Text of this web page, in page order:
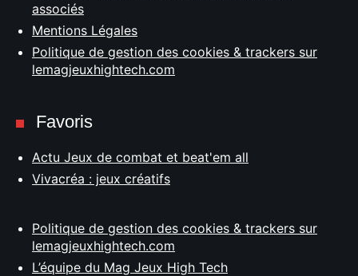
associés
Mentions Légales
Politique de gestion des cookies & trackers sur
lemagjeuxhightech.com
Favoris
Actu Jeux de combat et beat'em all
Vivacréa : jeux créatifs
Politique de gestion des cookies & trackers sur
lemagjeuxhightech.com
L’équipe du Mag Jeux High Tech